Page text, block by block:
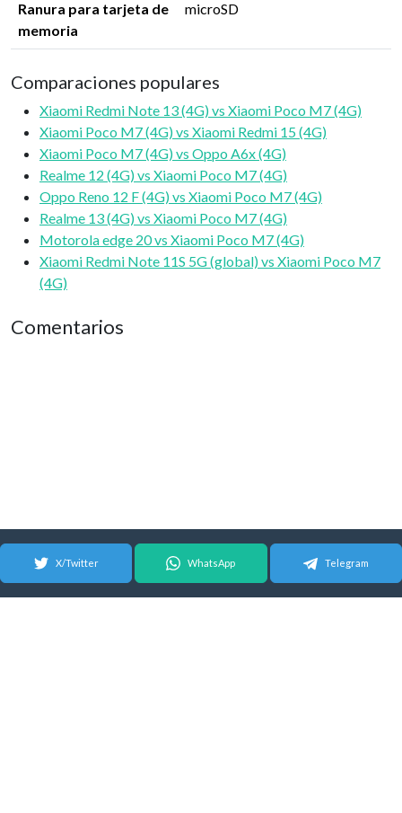
Ranura para tarjeta de
memoria
microSD
Comparaciones populares
Xiaomi Redmi Note 13 (4G) vs Xiaomi Poco M7 (4G)
Xiaomi Poco M7 (4G) vs Xiaomi Redmi 15 (4G)
Xiaomi Poco M7 (4G) vs Oppo A6x (4G)
Realme 12 (4G) vs Xiaomi Poco M7 (4G)
Oppo Reno 12 F (4G) vs Xiaomi Poco M7 (4G)
Realme 13 (4G) vs Xiaomi Poco M7 (4G)
Motorola edge 20 vs Xiaomi Poco M7 (4G)
Xiaomi Redmi Note 11S 5G (global) vs Xiaomi Poco M7
(4G)
Comentarios
X/Twitter WhatsApp Telegram